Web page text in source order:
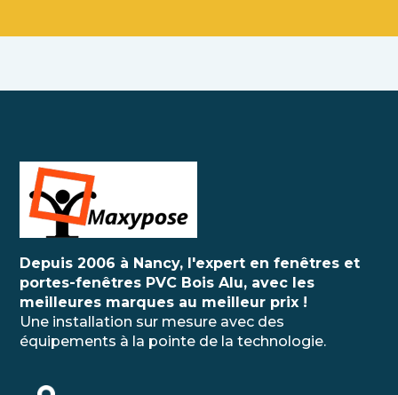
Depuis 2006 à Nancy, l'expert en fenêtres et
portes-fenêtres PVC Bois Alu, avec les
meilleures marques au meilleur prix !
Une installation sur mesure avec des
équipements à la pointe de la technologie.